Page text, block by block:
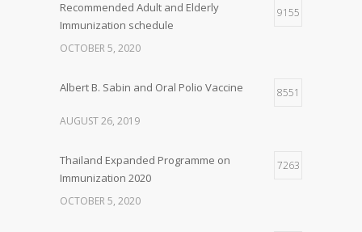
Recommended Adult and Elderly
Immunization schedule
9155
OCTOBER 5, 2020
Albert B. Sabin and Oral Polio Vaccine 8551
AUGUST 26, 2019
Thailand Expanded Programme on
Immunization 2020
7263
OCTOBER 5, 2020